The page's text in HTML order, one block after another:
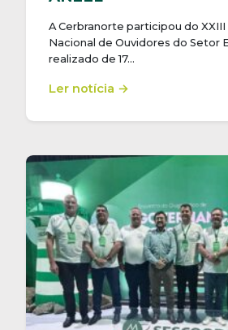
A Cerbranorte participou do
Nacional de Ouvidores do Setor
realizado de 17…
Ler notícia →